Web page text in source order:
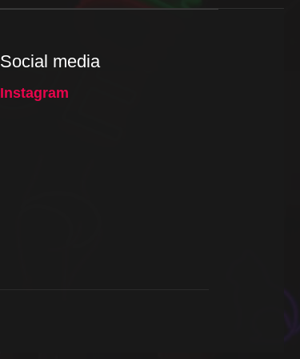
Social media
Instagram